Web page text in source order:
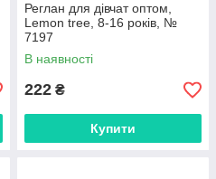
Реглан для дівчат оптом,
Lemon tree, 8-16 років, №
7197
В наявності
222 ₴
Купити